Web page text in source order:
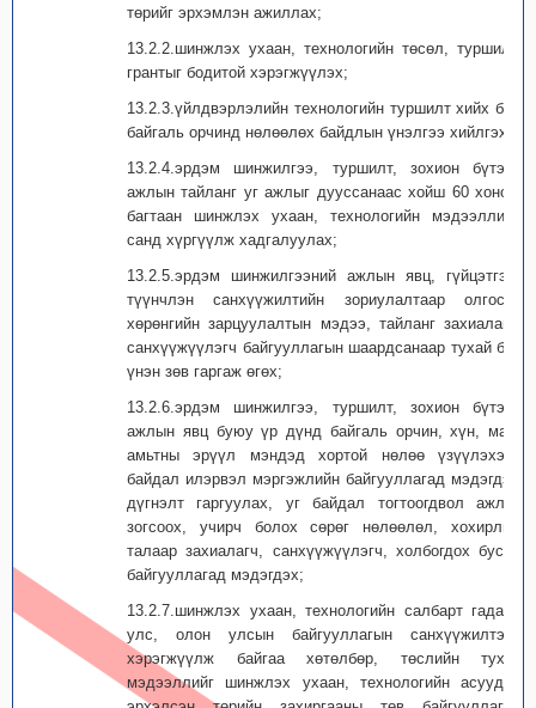
төрийг эрхэмлэн ажиллах;
13.2.2.шинжлэх ухаан, технологийн төсөл, туршилт,
грантыг боди­той хэрэгжүүлэх;
13.2.3.үйлдвэрлэлийн технологийн туршил­т хийх бол
байгаль орчинд нөлөөлөх байдлын үнэлгээ хийлгэх;
13.2.4.эрдэм шинжилгээ, туршилт, зохион бүтээх
ажлын тайланг уг ажлыг дууссанаас хойш 60 хоногт
багтаан шинжлэх ухаан, технологийн мэдээллийн
санд хүргүүлж хадгалуулах;
13.2.5.эрдэм шинжилгээний ажлын явц, гүйцэтгэл,
түүнчлэн санхүүжилтийн зориулалтаар олгосон
хөрөнгийн зарцуулалтын мэдээ, тайланг захиа­лагч,
санхүүжүүлэгч байгууллагын шаардсанаар тухай бүр
үнэн зөв гаргаж өгөх;
13.2.6.эрдэм шинжилгээ, туршилт, зохион бүтээх
ажлын явц буюу үр дүнд байгаль орчин, хүн, мал,
амьтны эрүүл мэндэд хортой нөлөө үзүүлэхээр
байдал илэрвэл мэргэжлийн байгууллагад мэдэгдэж
дүгнэлт гаргуулах, уг байдал тогтоогдвол ажлаа
зогсоох, учирч болох сөрөг нөлөөлөл, хохирлын
талаар захиалагч, санхүүжүүлэгч, холбогдох бусад
байгууллагад мэдэгдэх;
13.2.7.шинжлэх ухаан, технологийн салбарт гадаад
улс, олон улсын байгууллагын санхүүжилтээр
хэрэгжүүлж байгаа хөтөлбөр, төслийн тухай
мэдээллийг шинжлэх ухаан, технологийн асуудал